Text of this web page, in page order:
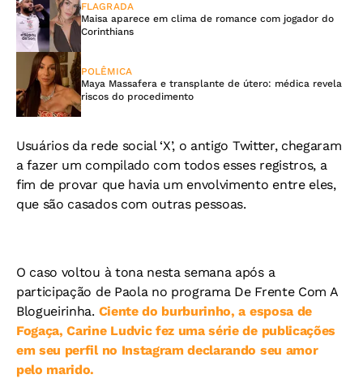
FLAGRADA
Maisa aparece em clima de romance com jogador do
Corinthians
POLÊMICA
Maya Massafera e transplante de útero: médica revela
riscos do procedimento
Usuários da rede social ‘X’, o antigo Twitter, chegaram
a fazer um compilado com todos esses registros, a
fim de provar que havia um envolvimento entre eles,
que são casados com outras pessoas.
O caso voltou à tona nesta semana após a
participação de Paola no programa De Frente Com A
Blogueirinha. Ciente do burburinho, a esposa de
Fogaça, Carine Ludvic fez uma série de publicações
em seu perfil no Instagram declarando seu amor
pelo marido.